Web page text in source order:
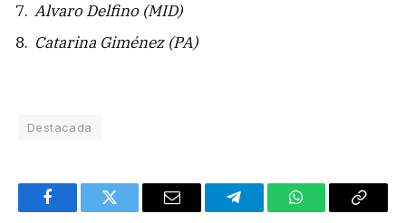
Alvaro Delfino (MID)
Catarina Giménez (PA)
Destacada
FacebookTwitter Email TelegramWhatsAppCopy